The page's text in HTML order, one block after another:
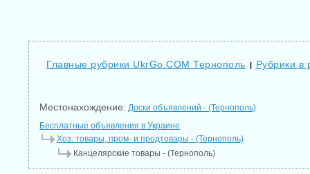
Главные рубрики UkrGo.COM Тернополь | Рубрики в
Местонахождение: Доски объявлений - (Тернополь)
Бесплатные объявления в Украине
Хоз. товары, пром- и продтовары - (Тернополь)
Канцелярские товары - (Тернополь)